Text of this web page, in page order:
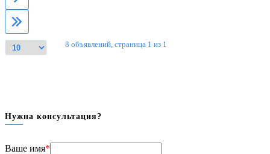
8 объявлений, страница 1 из 1
Нужна консультация?
Ваше имя*